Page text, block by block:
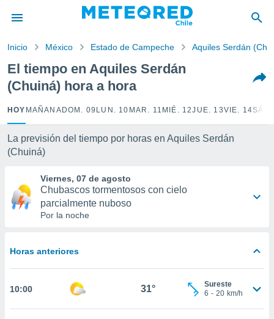
por
para
la
calidad.
a este
las
digital
seguir
Inicio México Estado de Campeche Aquiles Serdán
El tiempo en Aquiles Serdán
(Chuiná) hora a hora
HOY MAÑANA DOM. 09 LUN. 10 MAR. 11 MIÉ. 12JUE. 13VIE. 14
La previsión del tiempo por horas en Aquiles Serdán
(Chuiná)
Viernes, 07 de agosto
Chubascos tormentosos con cielo
parcialmente nuboso
Por la noche
Horas anteriores
10:00 31°
Sureste
6 - 20 km/h